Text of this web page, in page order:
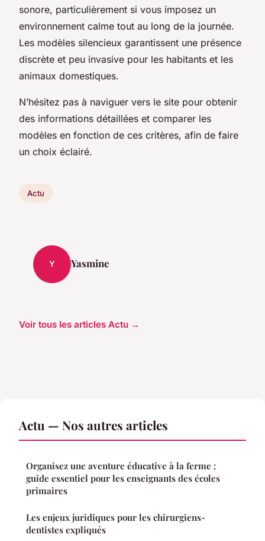
sonore, particulièrement si vous imposez un
environnement calme tout au long de la journée.
Les modèles silencieux garantissent une présence
discrète et peu invasive pour les habitants et les
animaux domestiques.
N’hésitez pas à naviguer vers le site pour obtenir
des informations détaillées et comparer les
modèles en fonction de ces critères, afin de faire
un choix éclairé.
Actu
Y Yasmine
Voir tous les articles Actu →
Actu — Nos autres articles
Organisez une aventure éducative à la ferme :
guide essentiel pour les enseignants des écoles
primaires
Les enjeux juridiques pour les chirurgiens-
dentistes expliqués